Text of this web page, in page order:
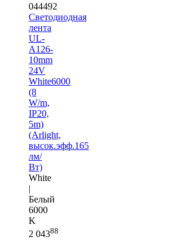
044492
Светодиодная
лента
UL-
A126-
10mm
24V
White6000
(8
W/m,
IP20,
5m)
(Arlight,
высок.эфф.165
лм/
Вт)
White
|
Белый
6000
K
2 04388